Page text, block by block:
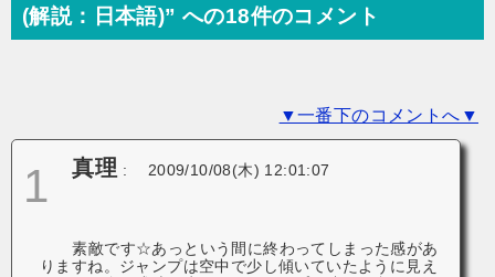
ゲ
(解説：日本語)” への18件のコメント
▼一番下のコメントへ▼
1 真理 : 2009/10/08(木) 12:01:07
素敵です☆あっという間に終わってしまった感があ
りますね。ジャンプは空中で少し傾いていたように見え